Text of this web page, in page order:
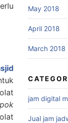
May 2018
April 2018
March 2018
jam digital
Jual jam